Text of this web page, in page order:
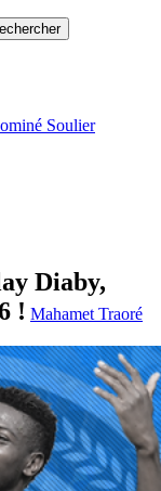
Soulier
Diaby,
! Mahamet Traoré